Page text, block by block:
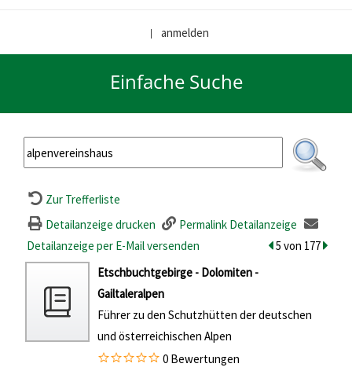
anmelden
Einfache Suche
Zur Trefferliste
Detailanzeige drucken
Permalink Detailanzeige
Detailanzeige per E-Mail versenden
zum vorherigen
5 von 177zum
wird in neuem Tab geöffnet
Etschbuchtgebirge - Dolomiten -
Gailtaleralpen
Führer zu den Schutzhütten der deutschen
und österreichischen Alpen
0 Bewertungen